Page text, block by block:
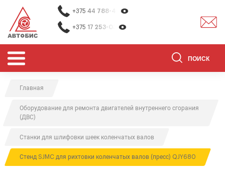
ОБОРУДОВАНИЕ ДЛЯ ОЧИСТКИ
ДЕТАЛЕЙ
+375 44 788-40-13
+375 17 253-03-26
Главная
Оборудование для ремонта двигателей внутреннего сгорания
(ДВС)
Станки для шлифовки шеек коленчатых валов
Стенд SJMC для рихтовки коленчатых валов (пресс) QJY680